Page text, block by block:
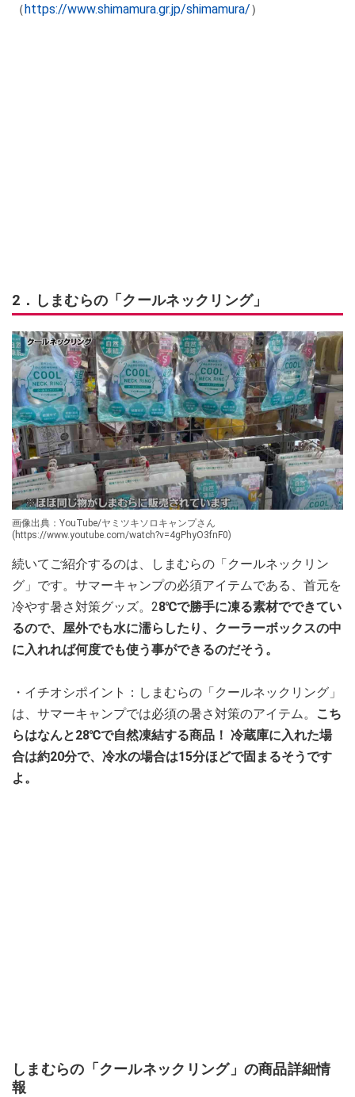
（https://www.shimamura.gr.jp/shimamura/）
2．しまむらの「クールネックリング」
画像出典：YouTube/ヤミツキソロキャンプさん
(https://www.youtube.com/watch?v=4gPhyO3fnF0)
続いてご紹介するのは、しまむらの「クールネックリン
グ」です。サマーキャンプの必須アイテムである、首元を
冷やす暑さ対策グッズ。28℃で勝手に凍る素材でできてい
るので、屋外でも水に濡らしたり、クーラーボックスの中
に入れれば何度でも使う事ができるのだそう。
・イチオシポイント：しまむらの「クールネックリング」
は、サマーキャンプでは必須の暑さ対策のアイテム。
こち
らはなんと28℃で自然凍結する商品！ 冷蔵庫に入れた場
合は約20分で、冷水の場合は15分ほどで固まるそうです
よ。
しまむらの「クールネックリング」の商品詳細情
報